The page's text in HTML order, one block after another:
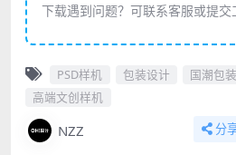
下载遇到问题？可联系客服或提交
PSD样机 包装设计 国潮包装
高端文创样机
NZZ 分